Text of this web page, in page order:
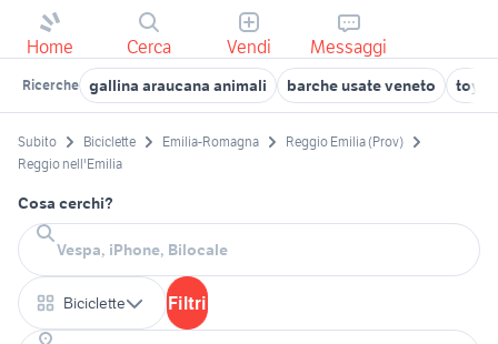
Home Cerca Vendi Messaggi
Ricerche gallina araucana animali barche usate veneto
Subito Biciclette Emilia-Romagna
Reggio Emilia (Prov)
Reggio nell'Emilia
Cosa cerchi?
Biciclette Filtri